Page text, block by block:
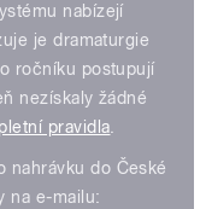
nabízejí
je dramaturgie
ročníku postupují
nezískaly žádné
pravidla
nahrávku do České
na e-mailu: